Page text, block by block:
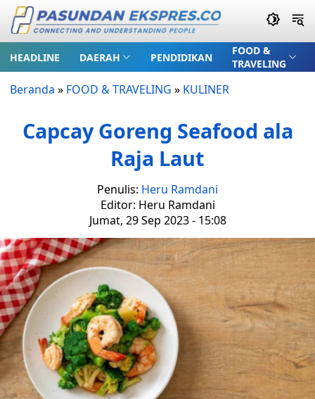
HEADLINE DAERAH PENDIDIKAN
FOOD &
TRAVELING
Beranda » FOOD & TRAVELING » KULINER
Capcay Goreng Seafood ala
Raja Laut
Penulis: Heru Ramdani
Editor: Heru Ramdani
Jumat, 29 Sep 2023 - 15:08